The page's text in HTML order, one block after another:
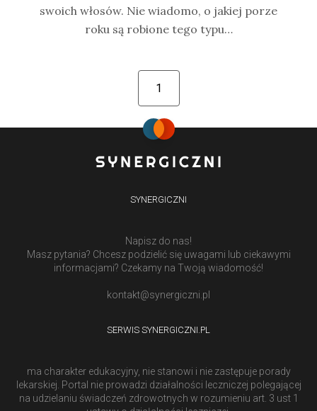
swoich włosów. Nie wiadomo, o jakiej porze
roku są robione tego typu…
1
SYNERGICZNI
Napisz do nas!
Masz pytania? Chcesz podzielić się uwagami lub ciekawymi
informacjami? Czekamy na Twoją wiadomość!
kontakt@synergiczni.pl
SERWIS SYNERGICZNI.PL
ma charakter edukacyjny, nie stanowi i nie zastępuje porady
lekarskiej. Portal nie prowadzi działalności leczniczej polegającej
na udzielaniu świadczeń zdrowotnych w rozumieniu art. 3 ust 1